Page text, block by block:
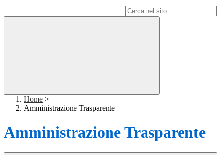
Home >
Amministrazione Trasparente
Amministrazione Trasparente